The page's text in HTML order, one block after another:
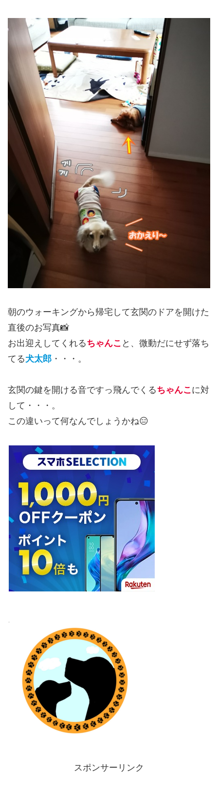
朝のウォーキングから帰宅して玄関のドアを開けた
直後のお写真📸
お出迎えしてくれるちゃんこ と、微動だにせず落ち
てる犬太郎 ・・・。
玄関の鍵を開ける音ですっ飛んでくるちゃんこ に対
して・・・。
この違いって何なんでしょうかね😑
スポンサーリンク